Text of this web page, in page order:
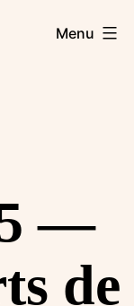
Menu
—
de